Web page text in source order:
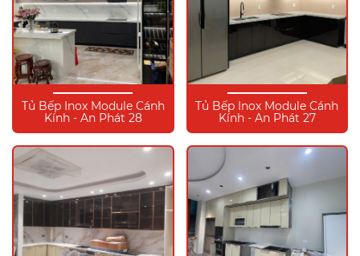
Tủ Bếp Inox Module Cánh
Kính - An Phát 28
Tủ Bếp Inox Module Cánh
Kính - An Phát 27